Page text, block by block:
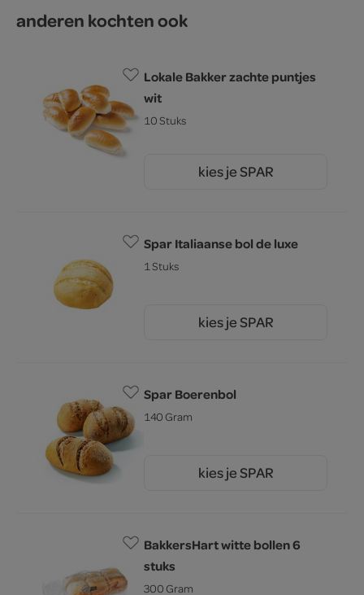
anderen kochten ook
Lokale Bakker zachte puntjes
wit
10 Stuks
kies je SPAR
Spar Italiaanse bol de luxe
1 Stuks
kies je SPAR
Spar Boerenbol
140 Gram
kies je SPAR
BakkersHart witte bollen 6
stuks
300 Gram